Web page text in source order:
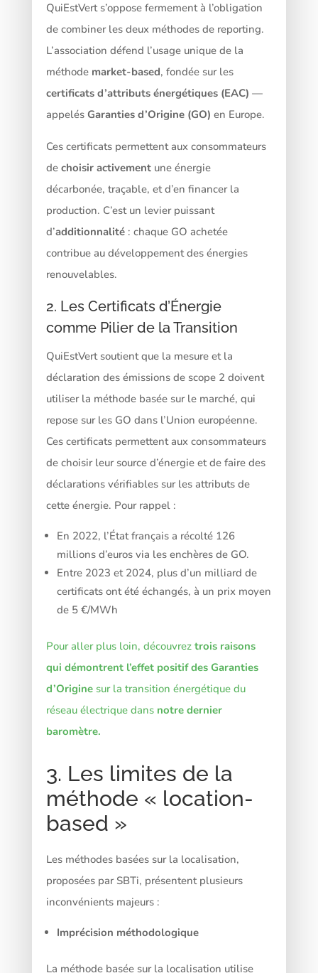
QuiEstVert s’oppose fermement à l’obligation
de combiner les deux méthodes de reporting.
L’association défend l’usage unique de la
méthode market-based, fondée sur les
certificats d’attributs énergétiques (EAC) —
appelés Garanties d’Origine (GO) en Europe.
Ces certificats permettent aux consommateurs
de choisir activementune énergie
décarbonée, traçable, et d’en financer la
production. C’est un levier puissant
d’additionnalité: chaque GO achetée
contribue au développement des énergies
renouvelables.
2. Les Certificats d’Énergie
comme Pilier de la Transition
QuiEstVert soutient que la mesure et la
déclaration des émissions de scope 2 doivent
utiliser la méthode basée sur le marché, qui
repose sur les GO dans l’Union européenne.
Ces certificats permettent aux consommateurs
de choisir leur source d’énergie et de faire des
déclarations vérifiables sur les attributs de
cette énergie. Pour rappel :
En 2022, l’État français a récolté 126
millions d’euros via les enchères de GO.
Entre 2023 et 2024, plus d’un milliard de
certificats ont été échangés, à un prix moyen
de 5 €/MWh
Pour aller plus loin, découvrez trois raisons
qui démontrent l’effet positif des Garanties
d’Originesur la transition énergétique du
réseau électrique dans notre dernier
baromètre.
3. Les limites de la
méthode « location-
based »
Les méthodes basées sur la localisation,
proposées par SBTi, présentent plusieurs
inconvénients majeurs :
Imprécision méthodologique
La méthode basée sur la localisation utilise